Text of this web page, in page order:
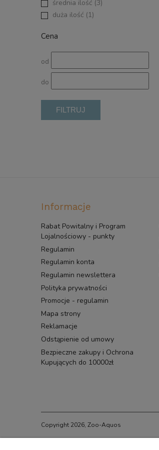
średnia ilość (3)
duża ilość (1)
Cena
od
do
FILTRUJ
Informacje
Rabat Powitalny i Program
Lojalnościowy - punkty
Regulamin
Regulamin konta
Regulamin newslettera
Polityka prywatności
Promocje - regulamin
Mapa strony
Reklamacje
Odstąpienie od umowy
Bezpieczne zakupy i Ochrona
Kupujących do 10000zł
Copyright 2026, Zoo-Aquos